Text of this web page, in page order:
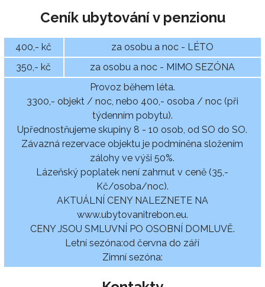
Ceník ubytování v penzionu
400,- kč
za osobu a noc - LÉTO
350,- kč
za osobu a noc - MIMO SEZÓNA
Provoz během léta.
3300,- objekt / noc, nebo 400,- osoba / noc (při
týdenním pobytu).
Upřednostňujeme skupiny 8 - 10 osob, od SO do SO.
Závazná rezervace objektu je podmíněna složením
zálohy ve výši 50%.
Lázeňský poplatek není zahrnut v ceně (35,-
Kč/osoba/noc).
AKTUÁLNÍ CENY NALEZNETE NA
www.ubytovanitrebon.eu.
CENY JSOU SMLUVNÍ PO OSOBNÍ DOMLUVĚ.
Letní sezóna:od června do září
Zimní sezóna: